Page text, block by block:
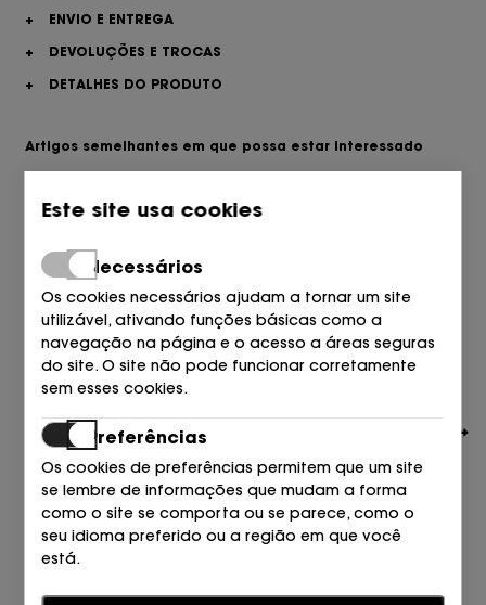
+
ENVIO E ENTREGA
+
DEVOLUÇÕES E TROCAS
+
DETALHES DO PRODUTO
Artigos semelhantes em que possa estar interessado
VIBES
89,95
Este site usa cookies
Necessários
Os cookies necessários ajudam a tornar um site
utilizável, ativando funções básicas como a
navegação na página e o acesso a áreas seguras
do site. O site não pode funcionar corretamente
sem esses cookies.
Preferências
Os cookies de preferências permitem que um site
se lembre de informações que mudam a forma
como o site se comporta ou se parece, como o
seu idioma preferido ou a região em que você
está.